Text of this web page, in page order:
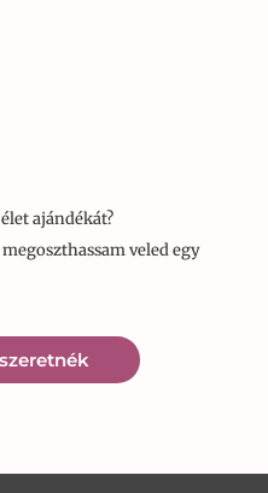
ajándékát?
veled egy